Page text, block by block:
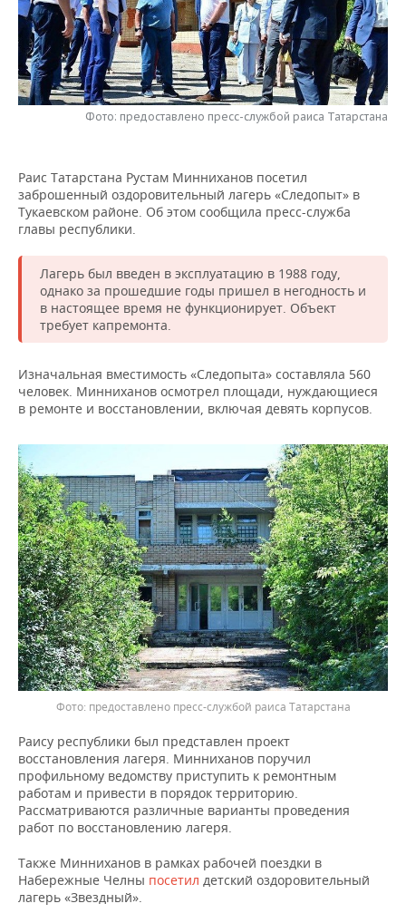
НЕФТЕХИМИЯ
НЕФТЬ
ОПК
РОЗНИЧНАЯ ТОРГОВЛЯ
ТРАНСПОРТ
НОВОСТИ ТЕХНОЛОГИЙ
IT
МЕРОПРИЯТИЯ
НОВОСТИ МЕРОПРИЯТИЙ
ВЫЕЗДНАЯ РЕДАКЦИЯ
ONLINE-КОНФЕРЕНЦИИ
ОТКРЫТАЯ ЛЕКЦИЯ
СПОРТ
НОВОСТИ СПОРТА
ХОККЕЙ
БАСКЕТБОЛ
ВОЛЕЙБОЛ
КИБЕРСПОРТ
ФИГУРНОЕ КАТАНИЕ
ВОДНЫЕ ВИДЫ СПОРТА
ОБЩЕСТВО
ВЛАСТЬ
ИНФРАСТРУКТУРА
ИСТОРИЯ
КУЛЬТУРА
МЕДИЦИНА
ОБРАЗОВАНИЕ
СЮЖЕТЫ
СПИСОК ПЕРСОН
СПИСОК КОМПАНИЙ
ПОЛНАЯ ВЕРСИЯ
Фото: предоставлено пресс-службой раиса Татарстана
Раис Татарстана Рустам Минниханов посетил
заброшенный оздоровительный лагерь «Следопыт» в
Тукаевском районе. Об этом сообщила пресс-служба
главы республики.
Лагерь был введен в эксплуатацию в 1988 году,
однако за прошедшие годы пришел в негодность и
в настоящее время не функционирует. Объект
требует капремонта.
Изначальная вместимость «Следопыта» составляла 560
человек. Минниханов осмотрел площади, нуждающиеся
в ремонте и восстановлении, включая девять корпусов.
предоставлено пресс-службой раиса Татарстана
Раису республики был представлен проект
восстановления лагеря. Минниханов поручил
профильному ведомству приступить к ремонтным
работам и привести в порядок территорию.
Рассматриваются различные варианты проведения
работ по восстановлению лагеря.
Также Минниханов в рамках рабочей поездки в
Набережные Челны посетил детский оздоровительный
лагерь «Звездный».